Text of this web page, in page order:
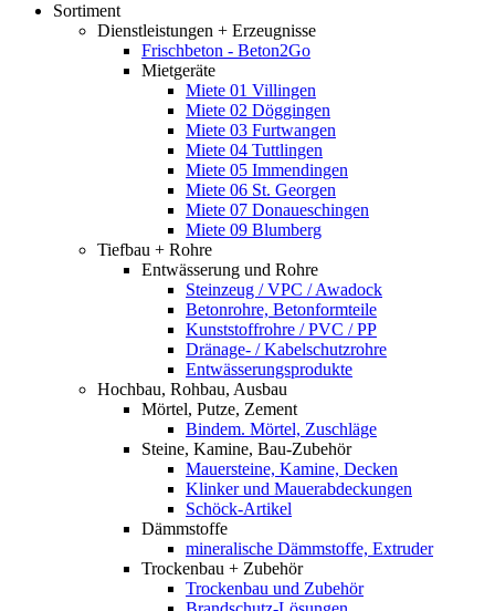
Sortiment
Dienstleistungen + Erzeugnisse
Frischbeton - Beton2Go
Mietgeräte
Miete 01 Villingen
Miete 02 Döggingen
Miete 03 Furtwangen
Miete 04 Tuttlingen
Miete 05 Immendingen
Miete 06 St. Georgen
Miete 07 Donaueschingen
Miete 09 Blumberg
Tiefbau + Rohre
Entwässerung und Rohre
Steinzeug / VPC / Awadock
Betonrohre, Betonformteile
Kunststoffrohre / PVC / PP
Dränage- / Kabelschutzrohre
Entwässerungsprodukte
Hochbau, Rohbau, Ausbau
Mörtel, Putze, Zement
Bindem. Mörtel, Zuschläge
Steine, Kamine, Bau-Zubehör
Mauersteine, Kamine, Decken
Klinker und Mauerabdeckungen
Schöck-Artikel
Dämmstoffe
mineralische Dämmstoffe, Extruder
Trockenbau + Zubehör
Trockenbau und Zubehör